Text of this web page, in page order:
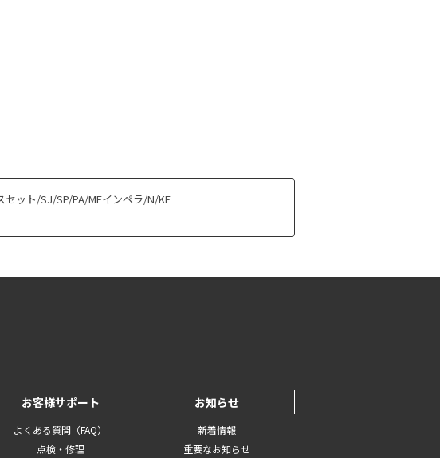
ット/SJ/SP/PA/MFインペラ/N/KF
お客様サポート
よくある質問（FAQ）
点検・修理
お知らせ
新着情報
重要なお知らせ